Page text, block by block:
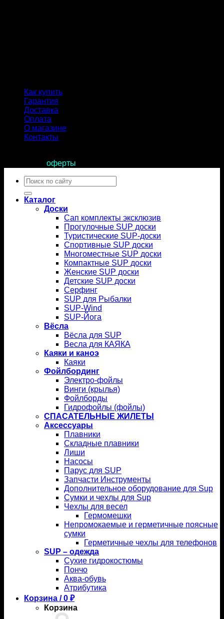
Как купить
Гарантия
Доставка
Оплата
О магазине
Контакты
оферты
Искать:
Каталог
Доски
Сап комплекты эксклюзив
Прогулочные SUP доски
Туристические SUP-доски
Спортивные SUP доски
Многоместные SUP доски
Компактные SUP доски
Женские SUP доски
Детские SUP доски
Серфинг
SUP для Рыбалки
SUP-Wind
SUP-Йога
Вёсла
Вёсла для SUP
Весла для КАЯКА
Каяки и каноэ
Каяки
Фойлбординг
Электро-фойлы
Винги (крылья)
Фойлборды
Гидрофойлы (фойлы)
СПАСАТЕЛЬНЫЕ ЖИЛЕТЫ
Аксессуары
Плавники
Складные плавники
Лиши
Насосы
Парус для SUP
Запчасти Инструменты
Дополнительное оборудование для Sup
Сумки и чехлы для Sup
Чехлы для весел
Гермомешки
Непромокаемые и герметичные поясные
сумки
Герметичные чехлы для телефонов
SUP – одежда
Сухие гидрокостюмы
Пончо
Аква-обувь
Атрибутика
Корзина /0 ₽
Корзина